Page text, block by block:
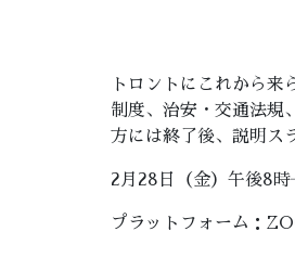
トロントにこれから来
制度、治安・交通法規
方には終了後、説明ス
2月28日（金）午後8
プラットフォーム：